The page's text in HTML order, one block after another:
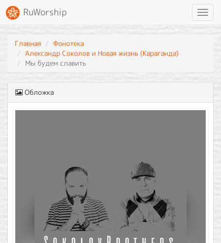
RuWorship
Главная
Фонотека
Александр Соколов и Новая жизнь (Караганда)
Мы будем славить
Обложка